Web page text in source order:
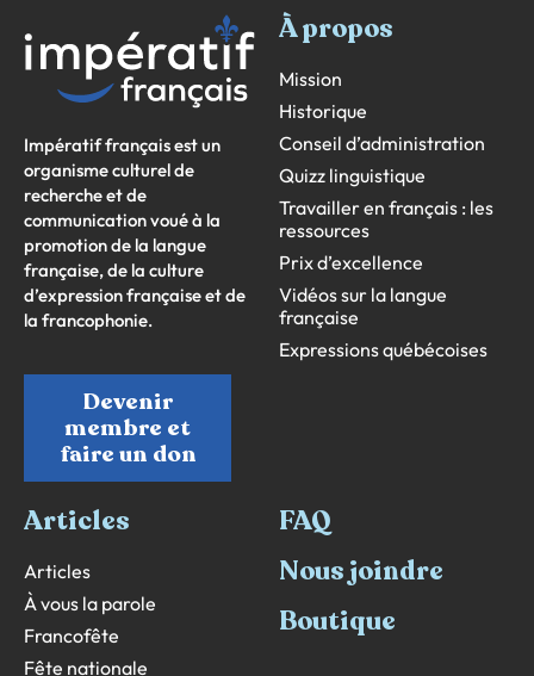
Impératif français est un
organisme culturel de
recherche et de
communication voué à la
promotion de la langue
française, de la culture
d’expression française et de
la francophonie.
Devenir
membre et
faire un don
À propos
Mission
Historique
Conseil d’administration
Quizz linguistique
Travailler en français : les
ressources
Prix d’excellence
Vidéos sur la langue
française
Expressions québécoises
Articles
Articles
À vous la parole
Francofête
Fête nationale
FAQ
Nous joindre
Boutique